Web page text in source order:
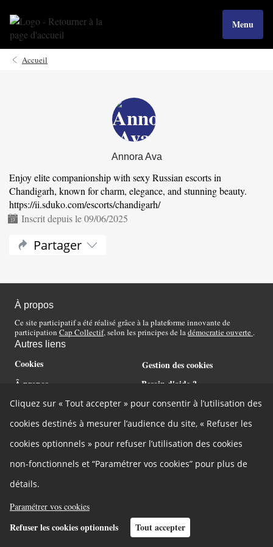
Menu
Accueil
Annora Ava
Enjoy elite companionship with sexy Russian escorts in
Chandigarh, known for charm, elegance, and stunning beauty.
https://ii.sduko.com/escorts/chandigarh/
Inscrit depuis le 09/06/2025
Partager
Cliquez sur « Tout accepter » pour consentir à l’utilisation des
cookies destinés à mesurer l’audience du site, « Refuser les
cookies optionnels » pour refuser l’utilisation des cookies
non-fonctionnels et “Paramétrer vos cookies” pour plus de
détails.
Paramétrer vos cookies
Refuser les cookies optionnels Tout accepter
À propos
Ce site participatif a été réalisé grâce à la plateforme innovante de
participation Cap Collectif, selon les principes de ladémocratie ouverte .
Autres liens
Cookies
Gestion des cookies
Â propos
Besoin d'aide ?
Mentions légales
Contact
Développeurs